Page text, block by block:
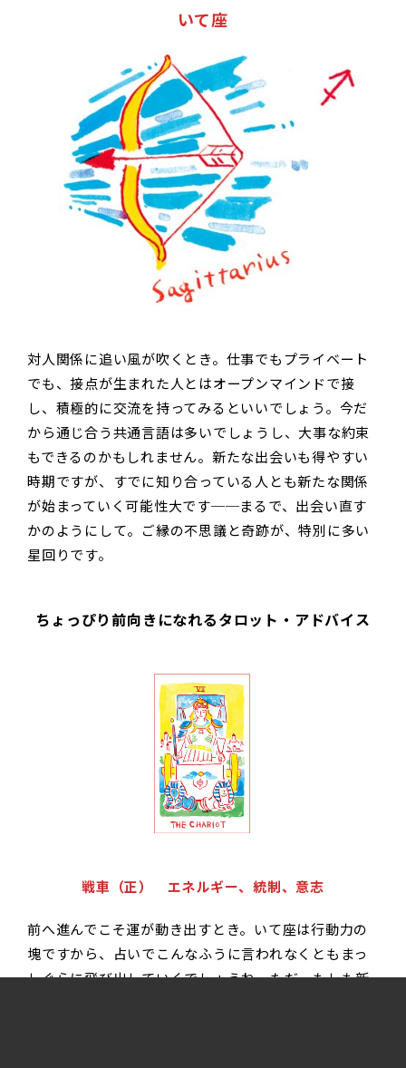
いて座
対人関係に追い風が吹くとき。仕事でもプライベート
でも、接点が生まれた人とはオープンマインドで接
し、積極的に交流を持ってみるといいでしょう。今だ
から通じ合う共通言語は多いでしょうし、大事な約束
もできるのかもしれません。新たな出会いも得やすい
時期ですが、すでに知り合っている人とも新たな関係
が始まっていく可能性大です──まるで、出会い直す
かのようにして。ご縁の不思議と奇跡が、特別に多い
星回りです。
ちょっぴり前向きになれるタロット・アドバイス
戦車（正） エネルギー、統制、意志
前へ進んでこそ運が動き出すとき。いて座は行動力の
塊ですから、占いでこんなふうに言われなくともまっ
しぐらに飛び出していくでしょうね。ただ、もしも新